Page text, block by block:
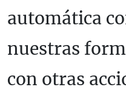
automática
nuestras
con otras